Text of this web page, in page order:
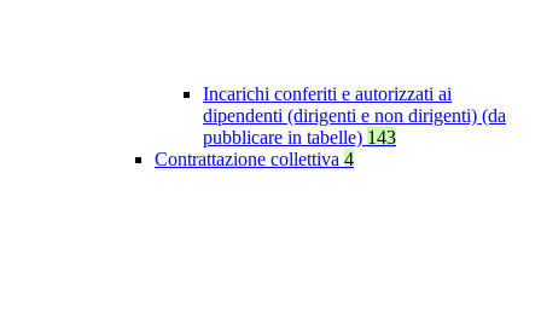
Incarichi conferiti e autorizzati ai
dipendenti (dirigenti e non dirigenti) (da
pubblicare in tabelle) 143
Contrattazione collettiva 4